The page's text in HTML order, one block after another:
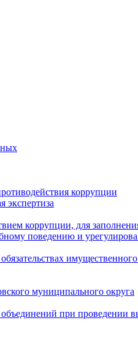
коррупции
экспертиза
коррупции, для
поведению и
имущественного
муниципального округа
при проведении